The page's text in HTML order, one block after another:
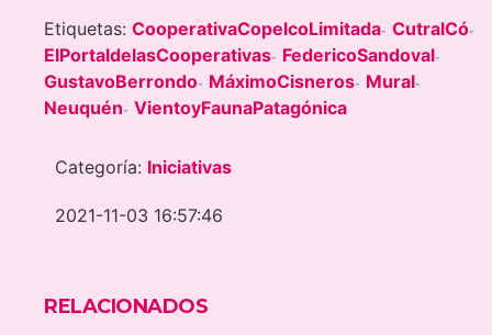
Etiquetas: CooperativaCopelcoLimitada- CutralCó-
ElPortaldelasCooperativas- FedericoSandoval-
GustavoBerrondo- MáximoCisneros- Mural-
Neuquén- VientoyFaunaPatagónica
Categoría: Iniciativas
2021-11-03 16:57:46
RELACIONADOS